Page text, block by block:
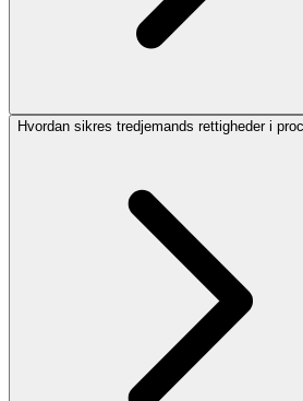
Hvordan sikres tredjemands rettigheder i